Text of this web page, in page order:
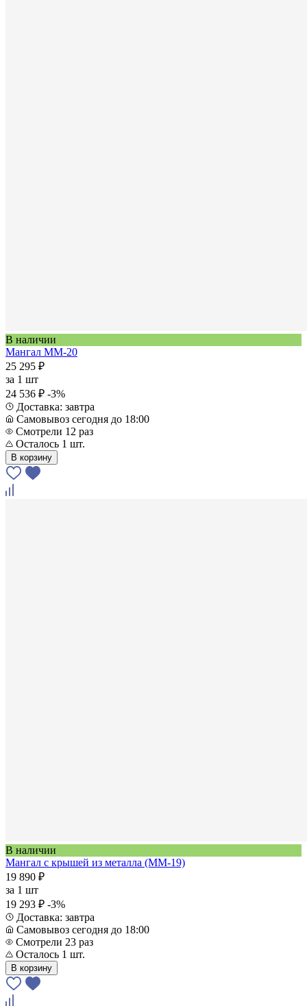
В наличии
Мангал ММ-20
25 295 ₽
за 1 шт
24 536 ₽ -3%
Доставка: завтра
Самовывоз сегодня до 18:00
Смотрели 12 раз
Осталось 1 шт.
В корзину
В наличии
Мангал с крышей из металла (ММ-19)
19 890 ₽
за 1 шт
19 293 ₽ -3%
Доставка: завтра
Самовывоз сегодня до 18:00
Смотрели 23 раз
Осталось 1 шт.
В корзину